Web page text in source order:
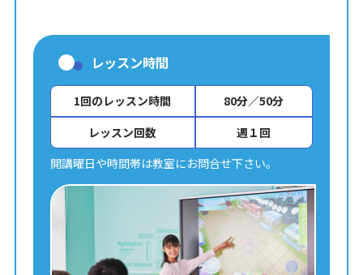
レッスン時間
1回のレッスン時間
80分／50分
レッスン回数
週１回
開講曜日や時間帯は教室にお問合せ下さい。